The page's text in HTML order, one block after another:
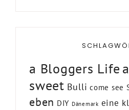
a Bloggers Life
sweet Bulli come see
eben DIY Dänemark eine